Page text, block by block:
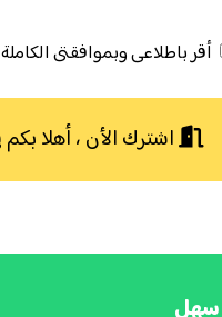
أقر باطلاعى وبموافقتى
اشترك الأن ، أهلا